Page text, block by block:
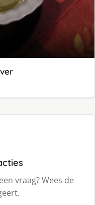
vraag? Wees de